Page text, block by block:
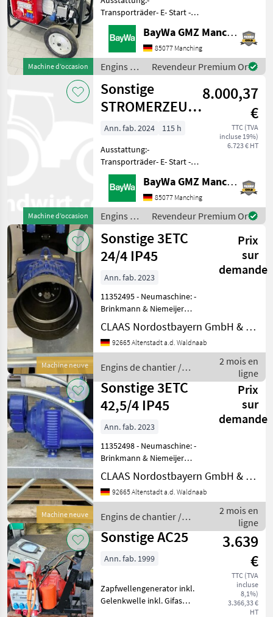
Machine d’occasion
Transporträder- E- Start -
15KW- 2x 230V Steckdose
CE- 1x 400 V Steckdose
CCE800ccm Honda Motor
Jetzt auch über WhatsApp
erreichbar: 0049 151 16 17
47
BayWa GMZ Manching
85077 Manching
Engins de
chantier /
Sonstige
Revendeur Premium Or
Machine d’occasion
Sonstige
STROMERZEUGER
Mosa GE17054
8.000,37
€
TTC (TVA
incluse 19%)
6.723 € HT
Ann. fab. 2024
115 h
Ausstattung:-
Transporträder- E- Start -
15KW- 2x 230V Steckdose
CE- 1x 400 V Steckdose
CCE800ccm Honda Motor
Jetzt auch über WhatsApp
erreichbar: 0049 151 16 17
47
BayWa GMZ Manching
85077 Manching
Engins de
chantier /
Sonstige
Revendeur Premium Or
Machine neuve
Sonstige 3ETC
24/4 IP45
Prix
sur
demande
Ann. fab. 2023
11352495 - Neumaschine: -
Brinkmann & Niemeijer
Zapfwellengenerator 3ETC
24/4 - IP45
Notstromaggregat -
125A Steckdose + CEE
Steckdose; S
CLAAS Nordostbayern GmbH & Co. KG, Altenstadt
92665 Altenstadt a.d. Waldnaab
Engins de chantier /
Sonstige
2 mois en
ligne
Machine neuve
Sonstige 3ETC
42,5/4 IP45
Prix
sur
demande
Ann. fab. 2023
11352498 - Neumaschine: -
Brinkmann & Niemeijer
Zapfwellengenerator 3ETC
42, 5/4 - IP45
Notstromaggregat -
125A Steckdose + CEE
Steckdose;
CLAAS Nordostbayern GmbH & Co. KG, Altenstadt
92665 Altenstadt a.d. Waldnaab
Engins de chantier /
Sonstige
2 mois en
ligne
Sonstige AC25
3.639
€
TTC (TVA
incluse
8,1%)
3.366,33 €
HT
Ann. fab. 1999
Zapfwellengenerator inkl.
Gelenkwelle inkl. Gifas